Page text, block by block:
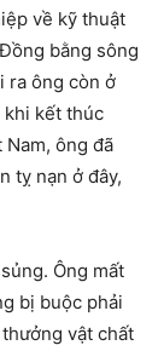
về kỹ thuật
bằng sông
ra ông còn ở
khi kết thúc
ông đã
tỵ nạn ở đây,
Ông mất
bị buộc phải
vật chất